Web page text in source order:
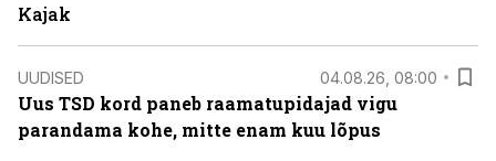
Kajak
UUDISED 04.08.26, 08:00
Uus TSD kord paneb raamatupidajad vigu
parandama kohe, mitte enam kuu lõpus